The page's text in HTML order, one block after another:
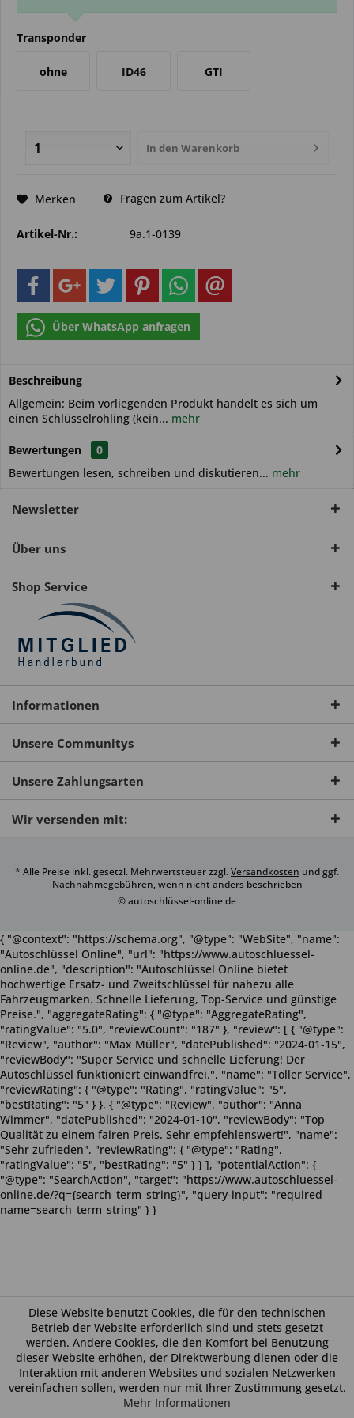
Transponder
ohne ID46 GTI
In den Warenkorb
Merken Fragen zum Artikel?
Artikel-Nr.: 9a.1-0139
Über WhatsApp anfragen
Beschreibung
Allgemein: Beim vorliegenden Produkt handelt es sich um
einen Schlüsselrohling (kein... mehr
Bewertungen
0
Bewertungen lesen, schreiben und diskutieren... mehr
Newsletter
Über uns
Shop Service
Informationen
Unsere Communitys
Unsere Zahlungsarten
Wir versenden mit:
* Alle Preise inkl. gesetzl. Mehrwertsteuer zzgl.Versandkosten und ggf.
Nachnahmegebühren, wenn nicht anders beschrieben
© autoschlüssel-online.de
Diese Website benutzt Cookies, die für den technischen
Betrieb der Website erforderlich sind und stets gesetzt
werden. Andere Cookies, die den Komfort bei Benutzung
dieser Website erhöhen, der Direktwerbung dienen oder die
Interaktion mit anderen Websites und sozialen Netzwerken
vereinfachen sollen, werden nur mit Ihrer Zustimmung gesetzt.
Mehr Informationen
{ "@context": "https://schema.org", "@type": "WebSite", "name":
"Autoschlüssel Online", "url": "https://www.autoschluessel-
online.de", "description": "Autoschlüssel Online bietet
hochwertige Ersatz- und Zweitschlüssel für nahezu alle
Fahrzeugmarken. Schnelle Lieferung, Top-Service und günstige
Preise.", "aggregateRating": { "@type": "AggregateRating",
"ratingValue": "5.0", "reviewCount": "187" }, "review": [ { "@type":
"Review", "author": "Max Müller", "datePublished": "2024-01-15",
"reviewBody": "Super Service und schnelle Lieferung! Der
Autoschlüssel funktioniert einwandfrei.", "name": "Toller Service",
"reviewRating": { "@type": "Rating", "ratingValue": "5",
"bestRating": "5" } }, { "@type": "Review", "author": "Anna
Wimmer", "datePublished": "2024-01-10", "reviewBody": "Top
Qualität zu einem fairen Preis. Sehr empfehlenswert!", "name":
"Sehr zufrieden", "reviewRating": { "@type": "Rating",
"ratingValue": "5", "bestRating": "5" } } ], "potentialAction": {
"@type": "SearchAction", "target": "https://www.autoschluessel-
online.de/?q={search_term_string}", "query-input": "required
name=search_term_string" } }